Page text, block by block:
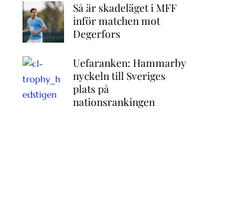
Så är skadeläget i MFF
inför matchen mot
Degerfors
Uefaranken: Hammarby
nyckeln till Sveriges
plats på
nationsrankingen